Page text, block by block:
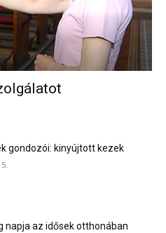
gondozói: kinyújtott kezek
napja az idősek otthonában